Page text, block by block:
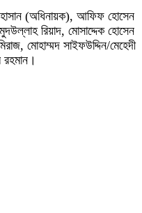
(অধিনায়ক), আফিফ হোসেন
রিয়াদ, মোসাদ্দেক হোসেন
মোহাম্মদ সাইফউদ্দিন/মেহেদী